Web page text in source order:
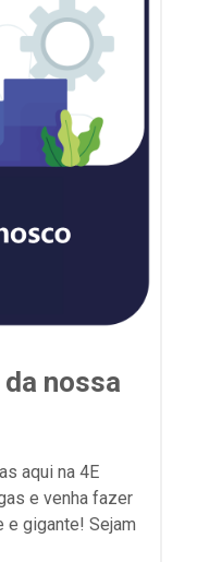
nossa
aqui na 4E
e venha fazer
gigante! Sejam